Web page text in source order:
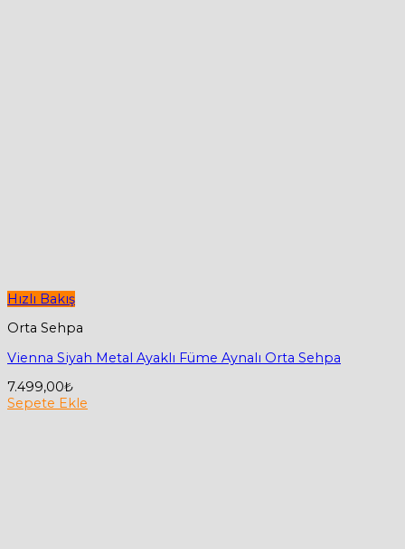
Hızlı Bakış
Orta Sehpa
Vienna Siyah Metal Ayaklı Füme Aynalı Orta Sehpa
7.499,00₺
Sepete Ekle